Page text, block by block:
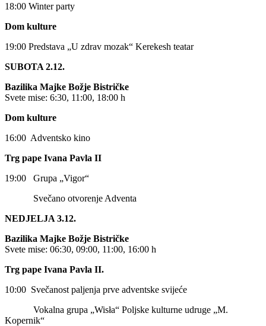
18:00 Winter party
Dom kulture
19:00 Predstava „U zdrav mozak“ Kerekesh teatar
SUBOTA 2.12.
Bazilika Majke Božje Bistričke
Svete mise: 6:30, 11:00, 18:00 h
Dom kulture
16:00 Adventsko kino
Trg pape Ivana Pavla II
19:00 Grupa „Vigor“
Svečano otvorenje Adventa
NEDJELJA 3.12.
Bazilika Majke Božje Bistričke
Svete mise: 06:30, 09:00, 11:00, 16:00 h
Trg pape Ivana Pavla II.
10:00 Svečanost paljenja prve adventske svijeće
Vokalna grupa „Wisła“ Poljske kulturne udruge „M.
Kopernik“